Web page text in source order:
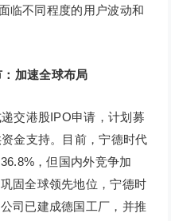
临不同程度的用户波动和
加速全球布局
交港股IPO申请，计划募
金支持。目前，宁德时代
，但国内外竞争加
固全球领先地位，宁德时
司已建成德国工厂，并推